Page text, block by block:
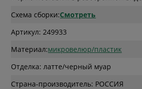
Схема сборки:Смотреть
Артикул: 249933
Материал:микровелюр/пластик
Отделка: латте/черный муар
Страна-производитель: РОССИЯ